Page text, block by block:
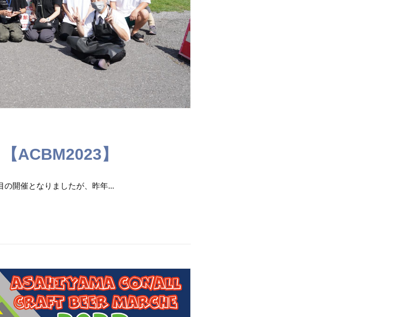
ACBM2023】
の開催となりましたが、昨年...